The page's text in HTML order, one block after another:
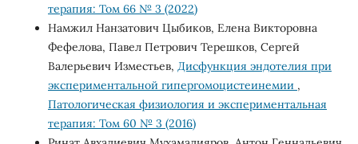
терапия: Том 66 № 3 (2022)
Намжил Нанзатович Цыбиков, Елена Викторовна
Фефелова, Павел Петрович Терешков, Сергей
Валерьевич Изместьев, Дисфункция эндотелия при
экспериментальной гипергомоцистеинемии ,
Патологическая физиология и экспериментальная
терапия: Том 60 № 3 (2016)